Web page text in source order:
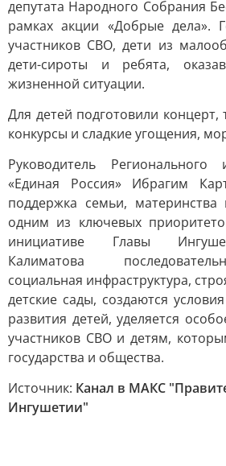
депутата Народного Собрания
рамках акции «Добрые дела».
участников СВО, дети из
дети-сироты и ребята,
жизненной ситуации.
Для детей подготовили концерт,
конкурсы и сладкие угощения,
Руководитель Регионального
«Единая Россия» Ибрагим
поддержка семьи, материнства
одним из ключевых
инициативе Главы
Калиматова
социальная инфраструктура,
детские сады, создаются
развития детей, уделяется
участников СВО и детям,
государства и общества.
Источник: Канал в МАКС
Ингушетии"